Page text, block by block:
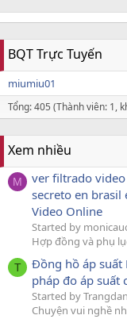
BQT Trực Tuyến
miumiu01
Tổng: 405 (Thành viên: 1,
Xem nhiều
M
ver filtrado
secreto en brasil
Video Online
Started by
Hợp đồng và phụ
T
Đồng hồ áp suất
pháp đo áp suất
Started by
Chuyện vui nghề